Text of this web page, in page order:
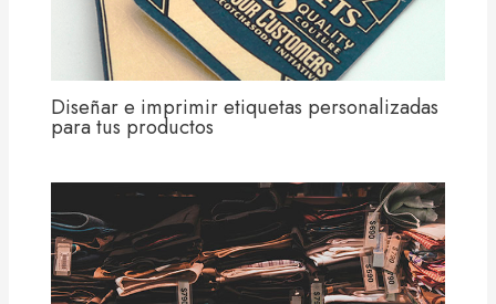
Diseñar e imprimir etiquetas personalizadas
para tus productos